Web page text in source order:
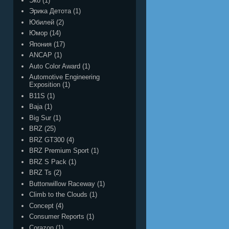
Эрика Детота (1)
Юбилей (2)
Юмор (14)
Япония (17)
ANCAP (1)
Auto Color Award (1)
Automotive Engineering
Exposition (1)
B11S (1)
Baja (1)
Big Sur (1)
BRZ (25)
BRZ GT300 (4)
BRZ Premium Sport (1)
BRZ S Pack (1)
BRZ Ts (2)
Buttonwillow Raceway (1)
Climb to the Clouds (1)
Concept (4)
Consumer Reports (1)